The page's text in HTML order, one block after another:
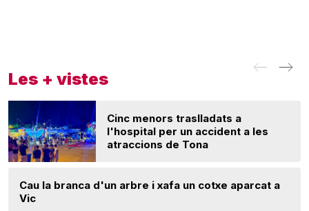
Les + vistes
Cinc menors traslladats a
l'hospital per un accident a les
atraccions de Tona
Cau la branca d'un arbre i xafa un cotxe aparcat a
Vic